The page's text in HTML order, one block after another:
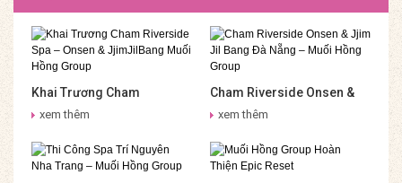
Khai Trương Cham
Riverside Spa – Onsen &
Group
xem thêm
Cham Riverside Onsen &
Jjim Jil Bang Đà Nẵng –
xem thêm